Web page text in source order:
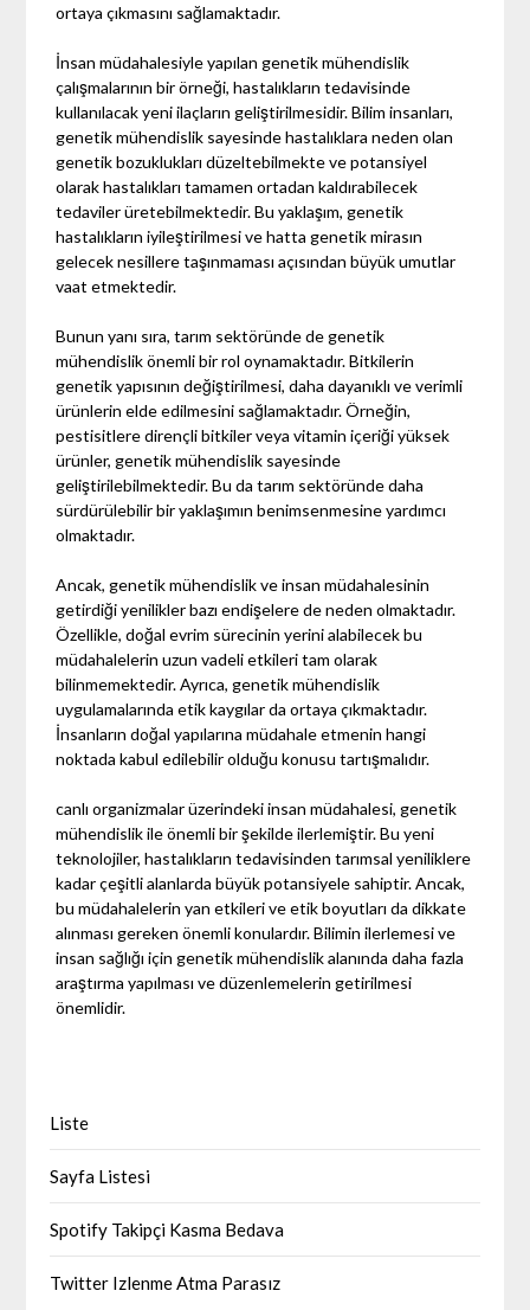
ortaya çıkmasını sağlamaktadır.
İnsan müdahalesiyle yapılan genetik mühendislik
çalışmalarının bir örneği, hastalıkların tedavisinde
kullanılacak yeni ilaçların geliştirilmesidir. Bilim insanları,
genetik mühendislik sayesinde hastalıklara neden olan
genetik bozuklukları düzeltebilmekte ve potansiyel
olarak hastalıkları tamamen ortadan kaldırabilecek
tedaviler üretebilmektedir. Bu yaklaşım, genetik
hastalıkların iyileştirilmesi ve hatta genetik mirasın
gelecek nesillere taşınmaması açısından büyük umutlar
vaat etmektedir.
Bunun yanı sıra, tarım sektöründe de genetik
mühendislik önemli bir rol oynamaktadır. Bitkilerin
genetik yapısının değiştirilmesi, daha dayanıklı ve verimli
ürünlerin elde edilmesini sağlamaktadır. Örneğin,
pestisitlere dirençli bitkiler veya vitamin içeriği yüksek
ürünler, genetik mühendislik sayesinde
geliştirilebilmektedir. Bu da tarım sektöründe daha
sürdürülebilir bir yaklaşımın benimsenmesine yardımcı
olmaktadır.
Ancak, genetik mühendislik ve insan müdahalesinin
getirdiği yenilikler bazı endişelere de neden olmaktadır.
Özellikle, doğal evrim sürecinin yerini alabilecek bu
müdahalelerin uzun vadeli etkileri tam olarak
bilinmemektedir. Ayrıca, genetik mühendislik
uygulamalarında etik kaygılar da ortaya çıkmaktadır.
İnsanların doğal yapılarına müdahale etmenin hangi
noktada kabul edilebilir olduğu konusu tartışmalıdır.
canlı organizmalar üzerindeki insan müdahalesi, genetik
mühendislik ile önemli bir şekilde ilerlemiştir. Bu yeni
teknolojiler, hastalıkların tedavisinden tarımsal yeniliklere
kadar çeşitli alanlarda büyük potansiyele sahiptir. Ancak,
bu müdahalelerin yan etkileri ve etik boyutları da dikkate
alınması gereken önemli konulardır. Bilimin ilerlemesi ve
insan sağlığı için genetik mühendislik alanında daha fazla
araştırma yapılması ve düzenlemelerin getirilmesi
önemlidir.
Liste
Sayfa Listesi
Spotify Takipçi Kasma Bedava
Twitter Izlenme Atma Parasız